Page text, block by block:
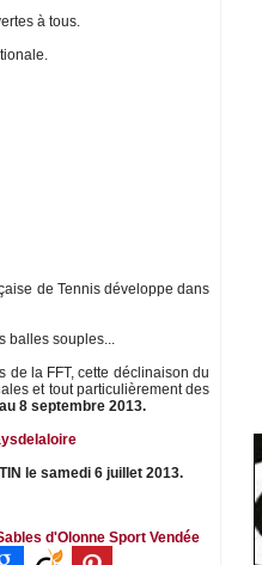
à tous.
de Tennis développe dans
balles souples...
de la FFT, cette déclinaison du
et tout particulièrement des
8 septembre 2013.
le samedi 6 juillet 2013.
d'Olonne Sport Vendée